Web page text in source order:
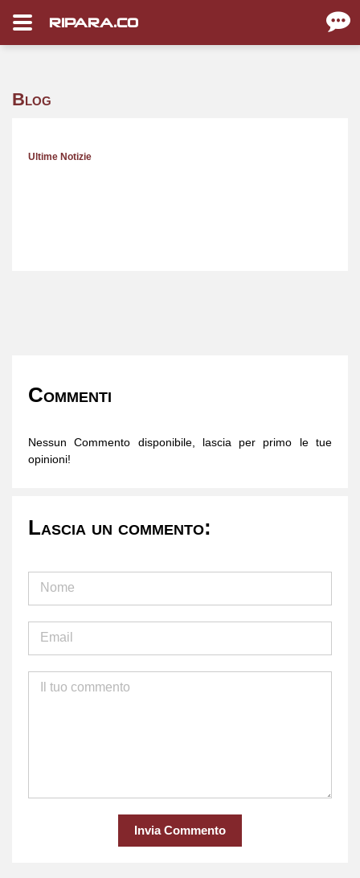
RIPARA.CO
Blog
Ultime Notizie
Commenti
Nessun Commento disponibile, lascia per primo le tue
opinioni!
Lascia un commento:
Invia Commento